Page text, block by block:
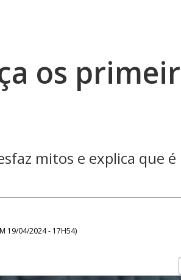
os
mitos e explica que
19/04/2024 - 17H54)